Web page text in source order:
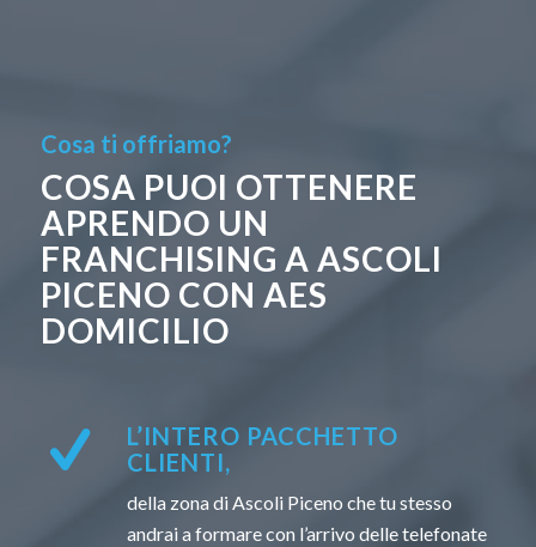
Cosa ti offriamo?
COSA PUOI OTTENERE
APRENDO UN
FRANCHISING A ASCOLI
PICENO CON AES
DOMICILIO
L’INTERO PACCHETTO
CLIENTI,
della zona di Ascoli Piceno che tu stesso
andrai a formare con l’arrivo delle telefonate